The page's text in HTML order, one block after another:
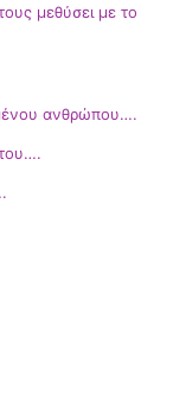
μεθύσει με το
ανθρώπου….